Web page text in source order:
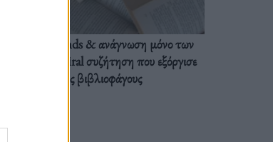
BookTok trends & ανάγνωση μόνο των
διαλόγων: Η viral συζήτηση που εξόργισε
τους βιβλιοφάγους